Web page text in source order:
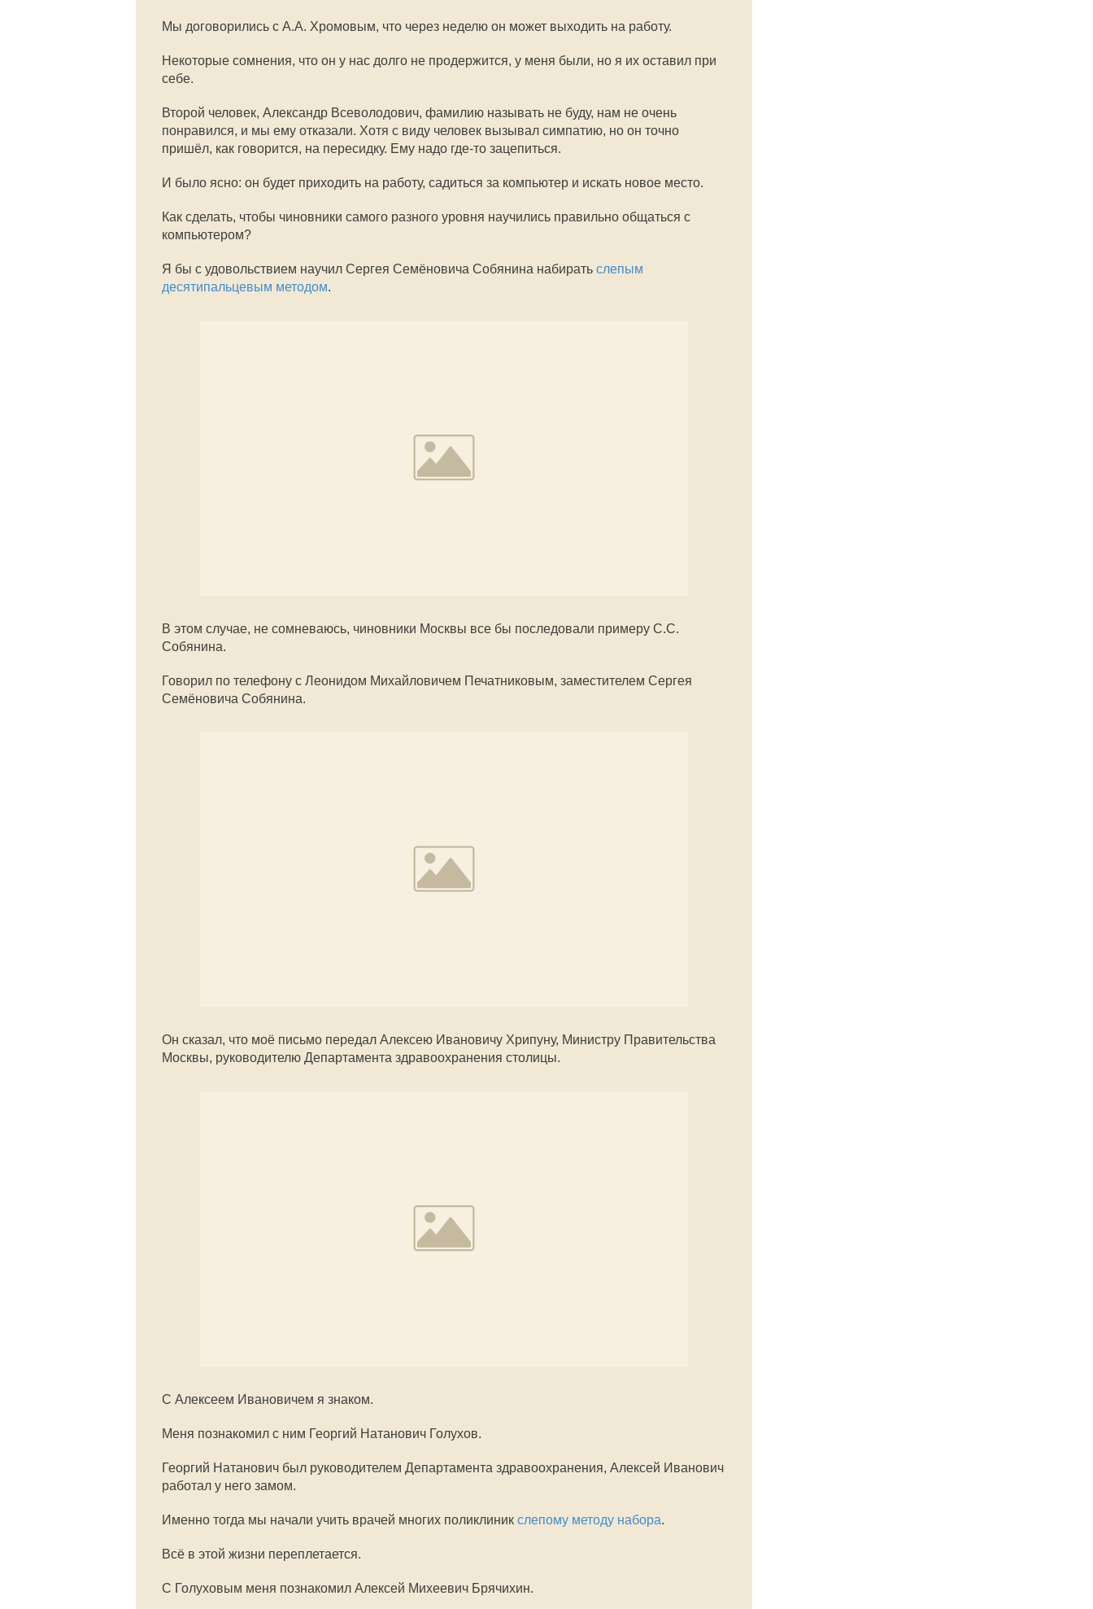
Мы договорились с А.А. Хромовым, что через неделю он может выходить на работу.
Некоторые сомнения, что он у нас долго не продержится, у меня были, но я их оставил при
себе.
Второй человек, Александр Всеволодович, фамилию называть не буду, нам не очень
понравился, и мы ему отказали. Хотя с виду человек вызывал симпатию, но он точно
пришёл, как говорится, на пересидку. Ему надо где-то зацепиться.
И было ясно: он будет приходить на работу, садиться за компьютер и искать новое место.
Как сделать, чтобы чиновники самого разного уровня научились правильно общаться с
компьютером?
Я бы с удовольствием научил Сергея Семёновича Собянина набирать слепым
десятипальцевым методом.
В этом случае, не сомневаюсь, чиновники Москвы все бы последовали примеру С.С.
Собянина.
Говорил по телефону с Леонидом Михайловичем Печатниковым, заместителем Сергея
Семёновича Собянина.
Он сказал, что моё письмо передал Алексею Ивановичу Хрипуну, Министру Правительства
Москвы, руководителю Департамента здравоохранения столицы.
С Алексеем Ивановичем я знаком.
Меня познакомил с ним Георгий Натанович Голухов.
Георгий Натанович был руководителем Департамента здравоохранения, Алексей Иванович
работал у него замом.
Именно тогда мы начали учить врачей многих поликлиник слепому методу набора.
Всё в этой жизни переплетается.
С Голуховым меня познакомил Алексей Михеевич Брячихин.